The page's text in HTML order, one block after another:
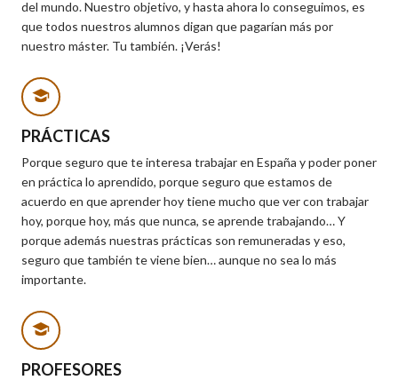
del mundo. Nuestro objetivo, y hasta ahora lo conseguimos, es
que todos nuestros alumnos digan que pagarían más por
nuestro máster. Tu también. ¡Verás!
PRÁCTICAS
Porque seguro que te interesa trabajar en España y poder poner
en práctica lo aprendido, porque seguro que estamos de
acuerdo en que aprender hoy tiene mucho que ver con trabajar
hoy, porque hoy, más que nunca, se aprende trabajando… Y
porque además nuestras prácticas son remuneradas y eso,
seguro que también te viene bien… aunque no sea lo más
importante.
PROFESORES